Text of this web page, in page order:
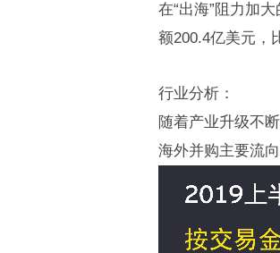
在“出海”阻力加
额200.4亿美元，
行业分析：
随着产业升级不
海外并购主要流